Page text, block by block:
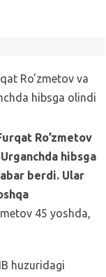
Ro’zmetov
hibsga
berdi. Ular
45 yoshda,
huzuridagi